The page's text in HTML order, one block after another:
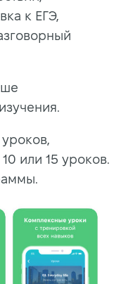
к ЕГЭ,
или 15 уроков.